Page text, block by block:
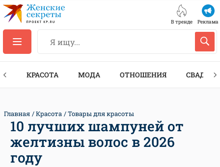
В тренде Реклама
КРАСОТА МОДА ОТНОШЕНИЯ СВАДЬБА
Главная Красота Товары для красоты
10 лучших шампуней от
желтизны волос в 2026
году